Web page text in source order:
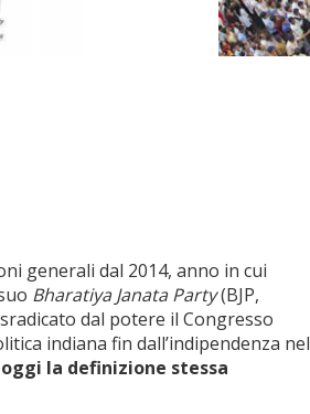
generali dal 2014, anno in cui
Bharatiya Janata Party(BJP,
dal potere il Congresso
indiana fin dall’indipendenza nel
la definizione stessa